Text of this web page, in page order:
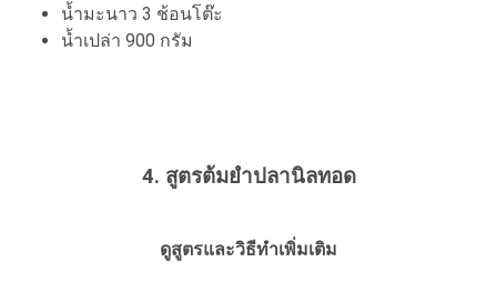
น้ำมะนาว 3 ช้อนโต๊ะ
น้ำเปล่า 900 กรัม
4. สูตรต้มยำปลานิลทอด
ดูสูตรและวิธีทำเพิ่มเติม